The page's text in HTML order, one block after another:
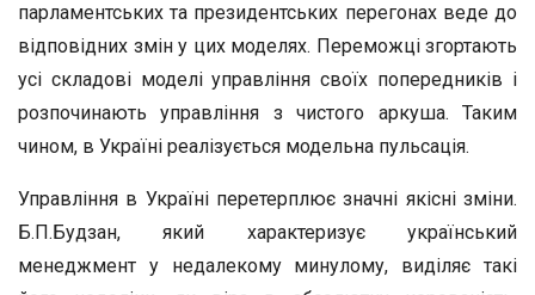
парламентських та президентських перегонах веде до
відповідних змін у цих моделях. Переможці згортають
усі складові моделі управління своїх попередників і
розпочинають управління з чистого аркуша. Таким
чином, в Україні реалізується модельна пульсація.
Управління в Україні перетерплює значні якісні зміни.
Б.П.Будзан, який характеризує український
менеджмент у недалекому минулому, виділяє такі